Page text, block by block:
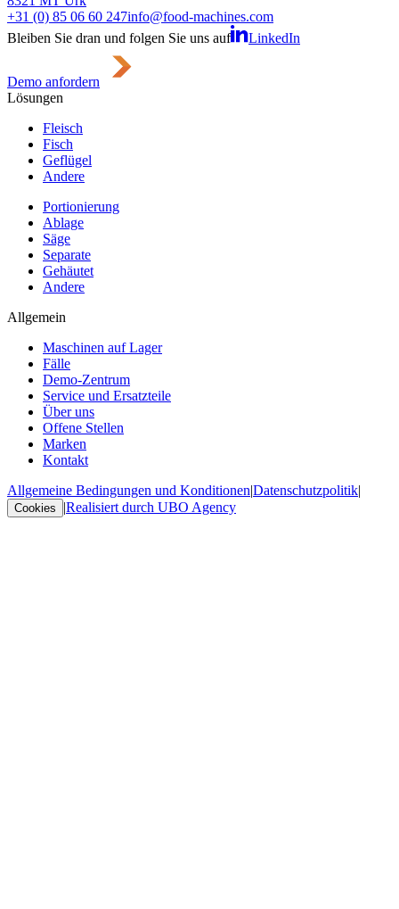
+31 (0) 85 06 60 247info@food-machines.com
Bleiben Sie dran und folgen Sie uns auf
LinkedIn
Demo anfordern
Lösungen
Fleisch
Fisch
Geflügel
Andere
Portionierung
Ablage
Säge
Separate
Gehäutet
Andere
Allgemein
Maschinen auf Lager
Fälle
Demo-Zentrum
Service und Ersatzteile
Über uns
Offene Stellen
Marken
Kontakt
Allgemeine Bedingungen und Konditionen|Datenschutzpolitik|
Cookies |Realisiert durch UBO Agency